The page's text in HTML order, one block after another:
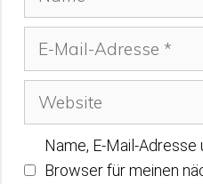
Adresse
Name, E-Mail-
Browser für meinen